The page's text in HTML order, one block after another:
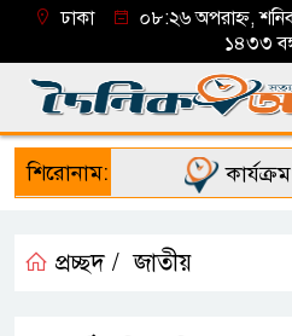
ঢাকা
০৮:২৬ অপরাহ্ন,
১৪৩৩
শিরোনাম: কার্যক্রম
প্রচ্ছদ / জাতীয়